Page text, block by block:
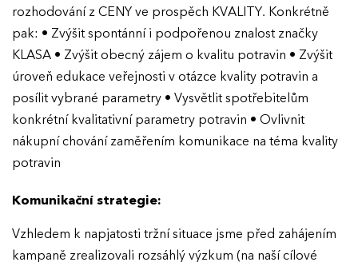
rozhodování z CENY ve prospěch KVALITY. Konkrétně
pak: • Zvýšit spontánní i podpořenou znalost značky
KLASA • Zvýšit obecný zájem o kvalitu potravin • Zvýšit
úroveň edukace veřejnosti v otázce kvality potravin a
posílit vybrané parametry • Vysvětlit spotřebitelům
konkrétní kvalitativní parametry potravin • Ovlivnit
nákupní chování zaměřením komunikace na téma kvality
potravin
Komunikační strategie:
Vzhledem k napjatosti tržní situace jsme před zahájením
kampaně zrealizovali rozsáhlý výzkum (na naší cílové